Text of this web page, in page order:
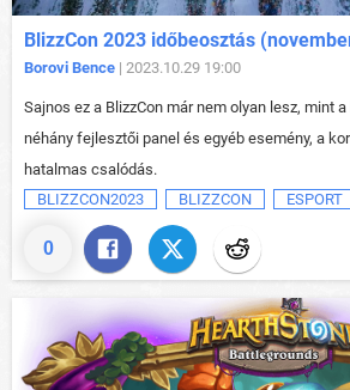
0
BlizzCon 2023 időbeosztás
Borovi Bence | 2023.10.29 19:00
Sajnos ez a BlizzCon már nem olyan lesz, mint
néhány fejlesztői panel és egyéb esemény, a
hatalmas csalódás.
BLIZZCON2023
BLIZZCON ESPORT